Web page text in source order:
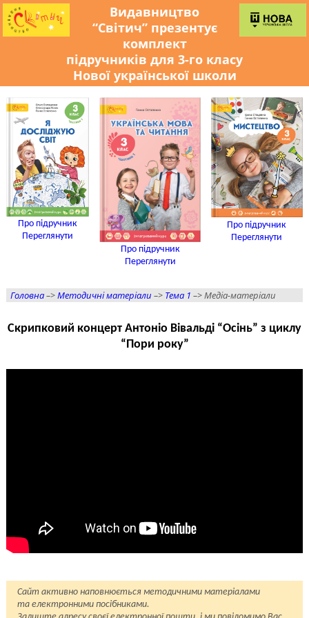
Видавництво
“Світич” презентує
комплект
підручників для 3-го класу
Нової української школи
Про підручник
Переглянути
Про підручник
Переглянути
Про підручник
Переглянути
Головна–>Методичні матеріали –> Тема 1 –> Медіа-матеріали
Скрипковий концерт Антоніо Вівальді “Осінь” з циклу
“Пори року”
Сайт активно наповнюється методичними матеріалами
та електронними посібниками.